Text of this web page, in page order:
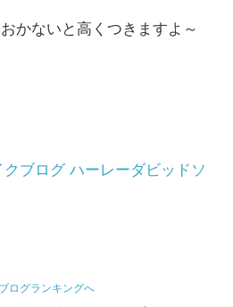
かないと高くつきますよ～
ログランキングへ